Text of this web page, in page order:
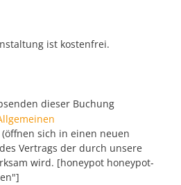
ist kostenfrei.
dieser Buchung
(öffnen sich in einen neuen
Vertrags der durch unsere
wird. [honeypot honeypot-